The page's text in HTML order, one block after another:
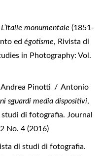
L’Italie monumentale (1851-
ed égotisme, Rivista di
in Photography: Vol.
Andrea Pinotti / Antonio
sguardi media dispositivi,
studi di fotografia. Journal
No. 4 (2016)
di studi di fotografia.